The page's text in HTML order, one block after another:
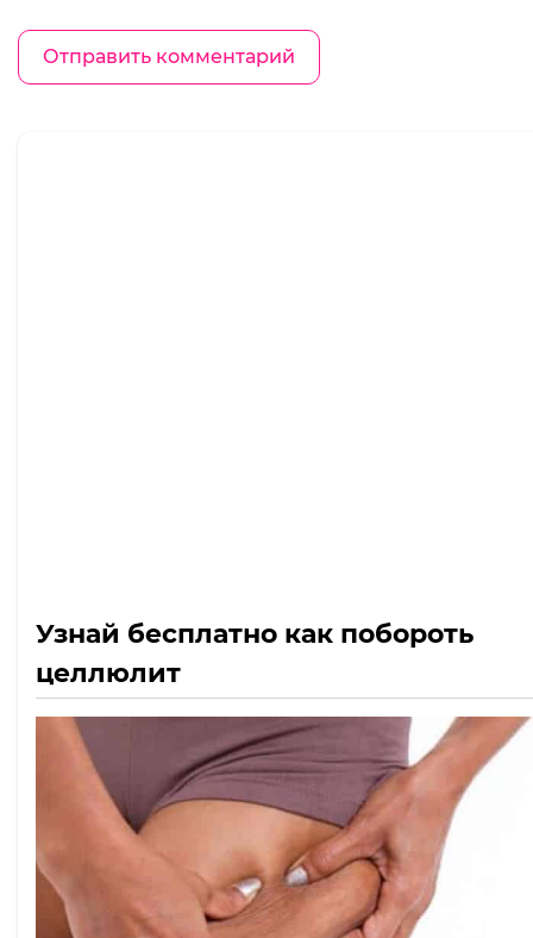
Узнай бесплатно как побороть
целлюлит